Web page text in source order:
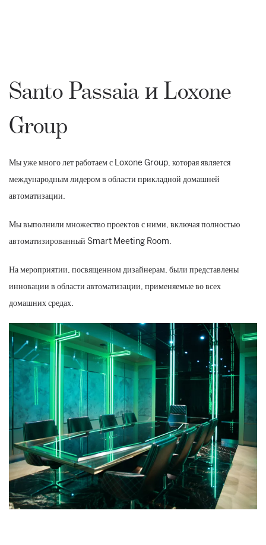
Santo Passaia и Loxone
Group
Мы уже много лет работаем с Loxone Group, которая является
международным лидером в области прикладной домашней
автоматизации.
Мы выполнили множество проектов с ними, включая полностью
автоматизированный Smart Meeting Room.
На мероприятии, посвященном дизайнерам, были представлены
инновации в области автоматизации, применяемые во всех
домашних средах.